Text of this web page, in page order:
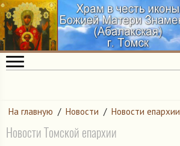
На главную / Новости / Новости епархии
Новости Томской епархии